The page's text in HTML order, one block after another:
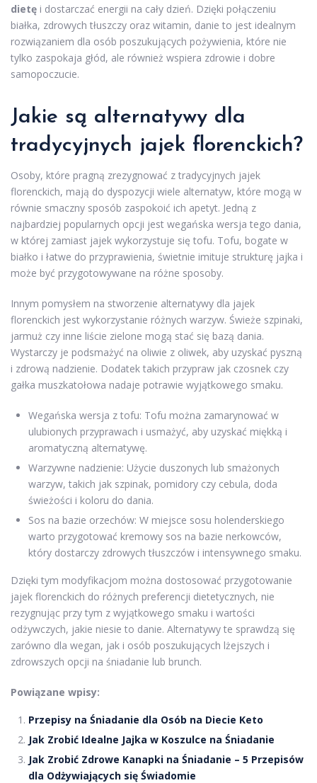
dietę i dostarczać energii na cały dzień. Dzięki połączeniu
białka, zdrowych tłuszczy oraz witamin, danie to jest idealnym
rozwiązaniem dla osób poszukujących pożywienia, które nie
tylko zaspokaja głód, ale również wspiera zdrowie i dobre
samopoczucie.
Jakie są alternatywy dla
tradycyjnych jajek florenckich?
Osoby, które pragną zrezygnować z tradycyjnych jajek
florenckich, mają do dyspozycji wiele alternatyw, które mogą w
równie smaczny sposób zaspokoić ich apetyt. Jedną z
najbardziej popularnych opcji jest wegańska wersja tego dania,
w której zamiast jajek wykorzystuje się tofu. Tofu, bogate w
białko i łatwe do przyprawienia, świetnie imituje strukturę jajka i
może być przygotowywane na różne sposoby.
Innym pomysłem na stworzenie alternatywy dla jajek
florenckich jest wykorzystanie różnych warzyw. Świeże szpinaki,
jarmuż czy inne liście zielone mogą stać się bazą dania.
Wystarczy je podsmażyć na oliwie z oliwek, aby uzyskać pyszną
i zdrową nadzienie. Dodatek takich przypraw jak czosnek czy
gałka muszkatołowa nadaje potrawie wyjątkowego smaku.
Wegańska wersja z tofu: Tofu można zamarynować w
ulubionych przyprawach i usmażyć, aby uzyskać miękką i
aromatyczną alternatywę.
Warzywne nadzienie: Użycie duszonych lub smażonych
warzyw, takich jak szpinak, pomidory czy cebula, doda
świeżości i koloru do dania.
Sos na bazie orzechów: W miejsce sosu holenderskiego
warto przygotować kremowy sos na bazie nerkowców,
który dostarczy zdrowych tłuszczów i intensywnego smaku.
Dzięki tym modyfikacjom można dostosować przygotowanie
jajek florenckich do różnych preferencji dietetycznych, nie
rezygnując przy tym z wyjątkowego smaku i wartości
odżywczych, jakie niesie to danie. Alternatywy te sprawdzą się
zarówno dla wegan, jak i osób poszukujących lżejszych i
zdrowszych opcji na śniadanie lub brunch.
Powiązane wpisy:
Przepisy na Śniadanie dla Osób na Diecie Keto
Jak Zrobić Idealne Jajka w Koszulce na Śniadanie
Jak Zrobić Zdrowe Kanapki na Śniadanie – 5 Przepisów
dla Odżywiających się Świadomie